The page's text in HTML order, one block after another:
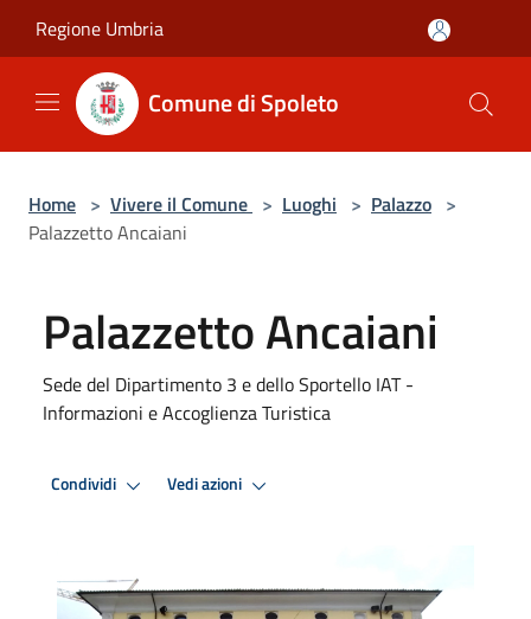
Regione Umbria
Comune di Spoleto
Home > Vivere il Comune > Luoghi > Palazzo >
Palazzetto Ancaiani
Palazzetto Ancaiani
Sede del Dipartimento 3 e dello Sportello IAT -
Informazioni e Accoglienza Turistica
Condividi Vedi azioni